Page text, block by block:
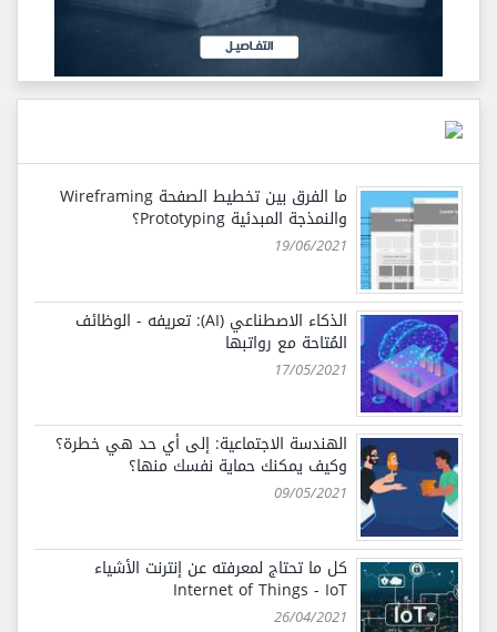
ما الفرق بين تخطيط الصفحة Wireframing
والنمذجة المبدئية Prototyping؟
19/06/2021
الذكاء الاصطناعي (AI): تعريفه - الوظائف
المُتاحة مع رواتبها
17/05/2021
الهندسة الاجتماعية: إلى أي حد هي خطرة؟
وكيف يمكنك حماية نفسك منها؟
09/05/2021
كل ما تحتاج لمعرفته عن إنترنت الأشياء
Internet of Things - IoT
26/04/2021